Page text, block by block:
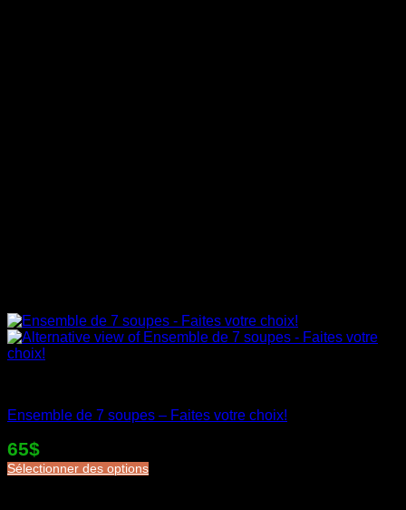
Ensemble de 7 soupes – Faites votre choix!
65$
Sélectionner des options